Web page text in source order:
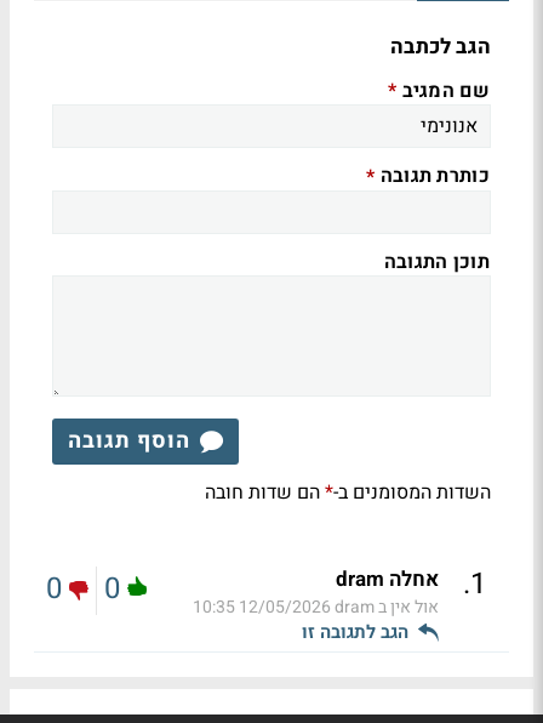
הגב לכתבה
שם המגיב *
כותרת תגובה *
תוכן התגובה
הוסף תגובה
השדות המסומנים ב-*הם שדות חובה
1
. אחלה dram
אול אין ב dram 12/05/2026 10:35
הגב לתגובה זו
0
0